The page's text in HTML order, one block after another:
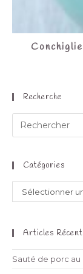
Recherche
Catégories
Sélectionner
Articles
Sauté de porc